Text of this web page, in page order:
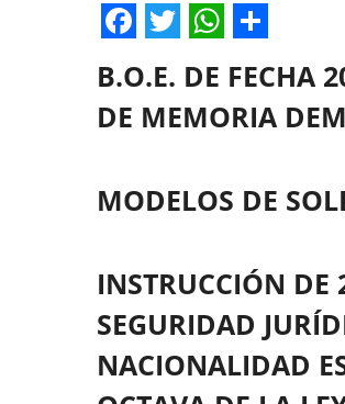
Facebook
TwitterShare
B.O.E. DE FECHA
DE MEMORIA
MODELOS DE
INSTRUCCIÓN DE
SEGURIDAD
NACIONALIDAD